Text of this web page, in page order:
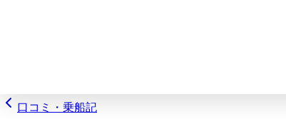
口コミ・乗船記